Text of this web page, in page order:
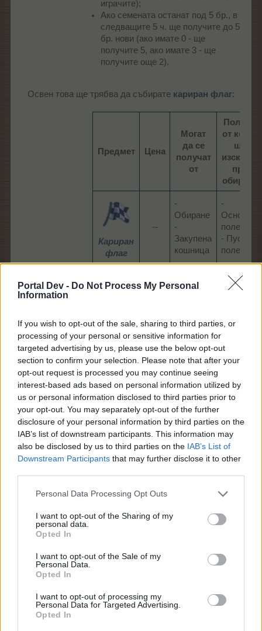
Portal Dev - Do Not Process My Personal
Information
If you wish to opt-out of the sale, sharing to third parties, or
processing of your personal or sensitive information for
targeted advertising by us, please use the below opt-out
section to confirm your selection. Please note that after your
opt-out request is processed you may continue seeing
interest-based ads based on personal information utilized by
us or personal information disclosed to third parties prior to
your opt-out. You may separately opt-out of the further
disclosure of your personal information by third parties on the
IAB’s list of downstream participants. This information may
also be disclosed by us to third parties on the IAB’s List of
Downstream Participants that may further disclose it to other
Personal Data Processing Opt Outs
I want to opt-out of the Sharing of my
personal data.
Opted In
I want to opt-out of the Sale of my
Personal Data.
Opted In
I want to opt-out of processing my
Personal Data for Targeted Advertising.
Opted In
играчите);
Ако семената останат под 5 бр., в
следващите 5 ч. ще получите до 5
бр. нови (ако имате 0 - ще
получите 5, ако имате 3 - ще
получите още 2).
Освен това ще трябва да събирате кариран флаг:​
Предмет Цена
Могат
да се
получат
от
Полета,
от които
ще
изскачат
при
обиране
Кариран
флаг
--​
-
Обиране
-
Закупена
кошница​
-
Основно
поле
- Пусто
поле​
Кошници:
Шампионска
кошница II
многократно
шампионска
кошница
еднократно
270 Чаено
флаг
на Мими
80 Магнолия​
+1 бр.
реколта от
дървета, за
12 ч.
реколта от
ч.
изскачащи,
за 24 ч.​
Задачи